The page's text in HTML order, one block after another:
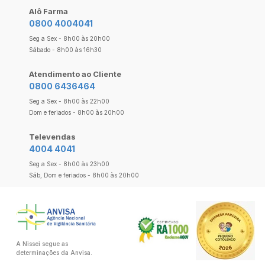
Alô Farma
0800 4004041
Seg a Sex - 8h00 às 20h00
Sábado - 8h00 às 16h30
Atendimento ao Cliente
0800 6436464
Seg a Sex - 8h00 às 22h00
Dom e feriados - 8h00 às 20h00
Televendas
4004 4041
Seg a Sex - 8h00 às 23h00
Sáb, Dom e feriados - 8h00 às 20h00
A Nissei segue as
determinações da Anvisa.